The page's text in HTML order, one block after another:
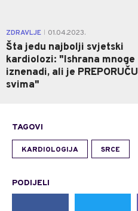
ZDRAVLJE 01.04.2023.
Šta jedu najbolji svjetski
kardiolozi: "Ishrana mnoge
iznenadi, ali je
svima"
TAGOVI
KARDIOLOGIJA SRCE
PODIJELI